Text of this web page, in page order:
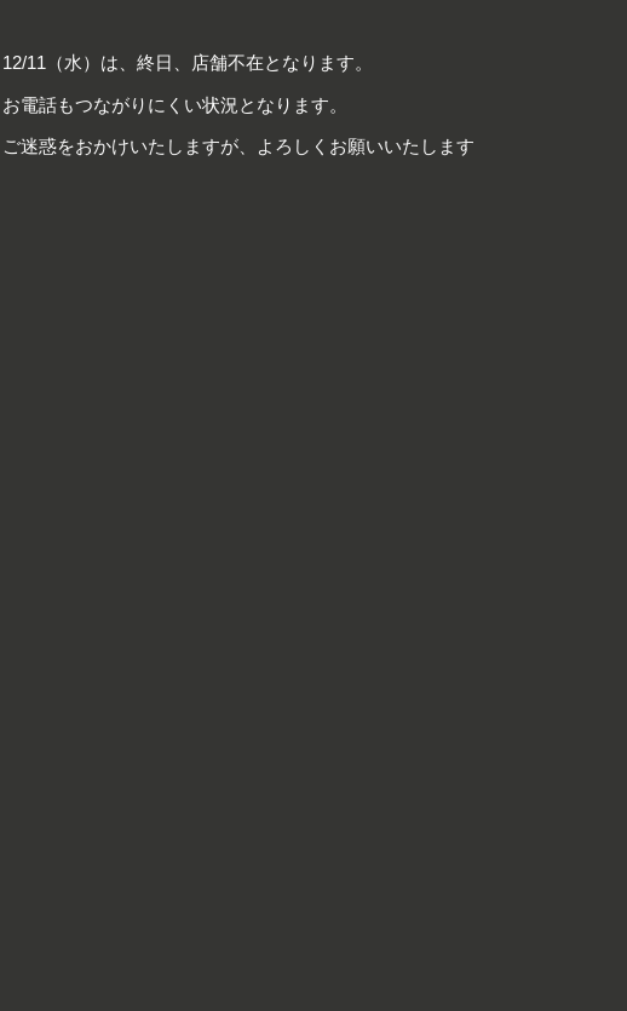
12/11（水）は、終日、店舗不在となります。
お電話もつながりにくい状況となります。
ご迷惑をおかけいたしますが、よろしくお願いいたします